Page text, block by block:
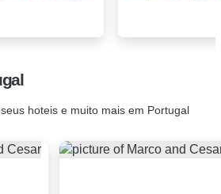
hoteis e muito mais em Portugal